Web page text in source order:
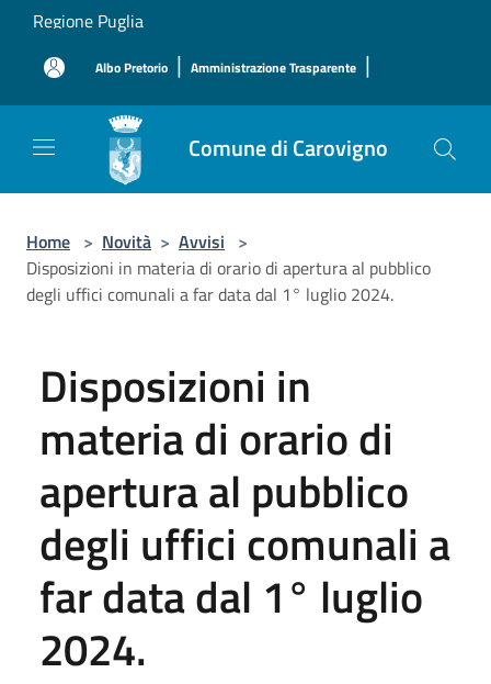
Salta al contenuto principale
Regione Puglia
Albo Pretorio | Amministrazione Trasparente |
Comune di Carovigno
Home > Novità > Avvisi >
Disposizioni in materia di orario di apertura al pubblico
degli uffici comunali a far data dal 1° luglio 2024.
Disposizioni in
materia di orario di
apertura al pubblico
degli uffici comunali a
far data dal 1° luglio
2024.